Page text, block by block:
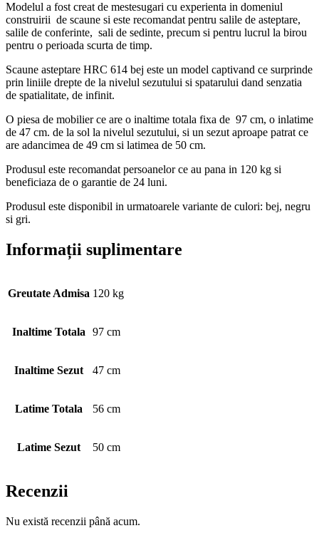
Modelul a fost creat de mestesugari cu experienta in domeniul
construirii de scaune si este recomandat pentru salile de asteptare,
salile de conferinte, sali de sedinte, precum si pentru lucrul la birou
pentru o perioada scurta de timp.
Scaune asteptare HRC 614 bej este un model captivand ce surprinde
prin liniile drepte de la nivelul sezutului si spatarului dand senzatia
de spatialitate, de infinit.
O piesa de mobilier ce are o inaltime totala fixa de 97 cm, o inlatime
de 47 cm. de la sol la nivelul sezutului, si un sezut aproape patrat ce
are adancimea de 49 cm si latimea de 50 cm.
Produsul este recomandat persoanelor ce au pana in 120 kg si
beneficiaza de o garantie de 24 luni.
Produsul este disponibil in urmatoarele variante de culori: bej, negru
si gri.
Informații suplimentare
Greutate Admisa 120 kg
Inaltime Totala 97 cm
Inaltime Sezut 47 cm
Latime Totala 56 cm
Latime Sezut 50 cm
Recenzii
Nu există recenzii până acum.